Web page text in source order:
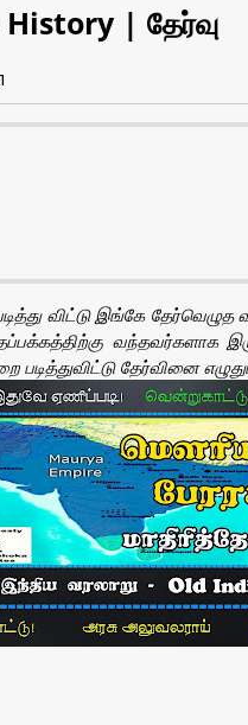
| தேர்வு
விட்டு இங்கே
வந்தவர்களாக
படித்துவிட்டு தேர்வினை